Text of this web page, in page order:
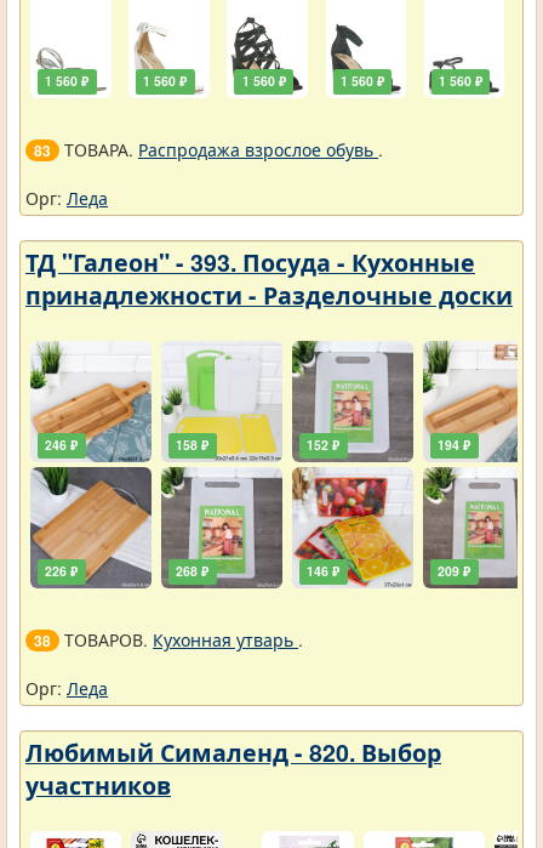
1 560 ₽ 1 560 ₽ 1 560 ₽ 1 560 ₽ 1 560 ₽
83 ТОВАРА. Распродажа взрослое обувь .
Орг: Леда
ТД "Галеон" - 393. Посуда - Кухонные
принадлежности - Разделочные доски
246 ₽
226 ₽
158 ₽
268 ₽
152 ₽
146 ₽
194 ₽
209 ₽
38 ТОВАРОВ. Кухонная утварь .
Орг: Леда
Любимый Сималенд - 820. Выбор
участников